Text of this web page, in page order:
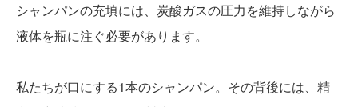
シャンパンの充填には、炭酸ガスの圧力を維持しながら
液体を瓶に注ぐ必要があります。
私たちが口にする1本のシャンパン。その背後には、精